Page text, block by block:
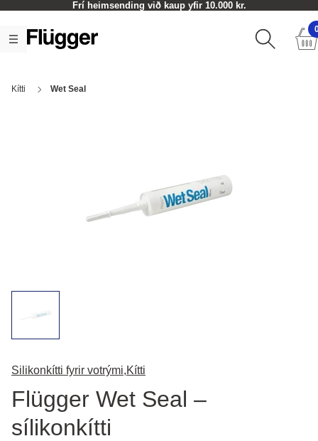
Frí heimsending við kaup yfir 10.000 kr.
Kítti Wet Seal
Silikonkítti fyrir votrými,Kítti
Flügger Wet Seal –
sílikonkítti